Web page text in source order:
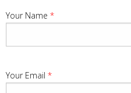
Your Name *
Your Email *